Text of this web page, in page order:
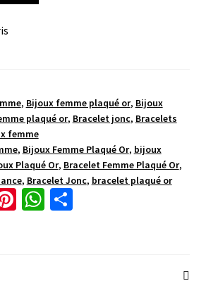
, Bijoux femme plaqué or, Bijoux
plaqué or, Bracelet jonc, Bracelets
femme
, Bijoux Femme Plaqué Or, bijoux
Plaqué Or, Bracelet Femme Plaqué Or,
, Bracelet Jonc, bracelet plaqué or
Pi W P